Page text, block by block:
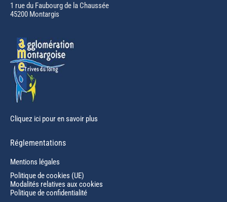
in
new
1 rue du Faubourg de la Chaussée
45200 Montargis
Cliquez ici pour en savoir plus
Réglementations
Mentions légales
Politique de cookies (UE)
Modalités relatives aux cookies
Politique de confidentialité